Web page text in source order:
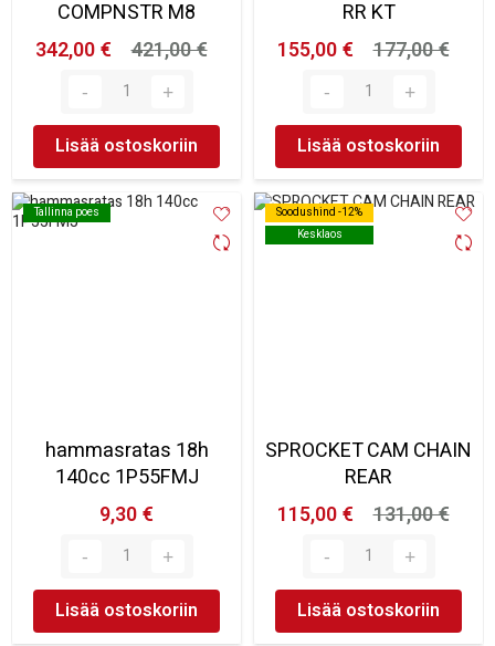
COMPNSTR M8
342,00 €
421,00 €
Lisää ostoskoriin
RR KT
155,00 €
177,00 €
Lisää ostoskoriin
Tallinna poes
Tallinna poes
hammasratas 18h
140cc 1P55FMJ
9,30 €
Lisää ostoskoriin
Soodushind -12%
Kesklaos
Soodushind -12%
Kesklaos
SPROCKET CAM CHAIN
REAR
115,00 €
131,00 €
Lisää ostoskoriin